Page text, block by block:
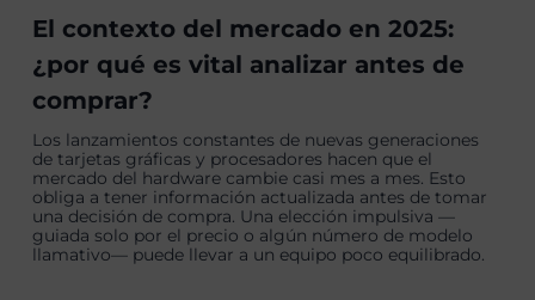
El contexto del mercado en 2025:
¿por qué es vital analizar antes de
comprar?
Los lanzamientos constantes de nuevas generaciones
de tarjetas gráficas y procesadores hacen que el
mercado del hardware cambie casi mes a mes. Esto
obliga a tener información actualizada antes de tomar
una decisión de compra. Una elección impulsiva —
guiada solo por el precio o algún número de modelo
llamativo— puede llevar a un equipo poco equilibrado.